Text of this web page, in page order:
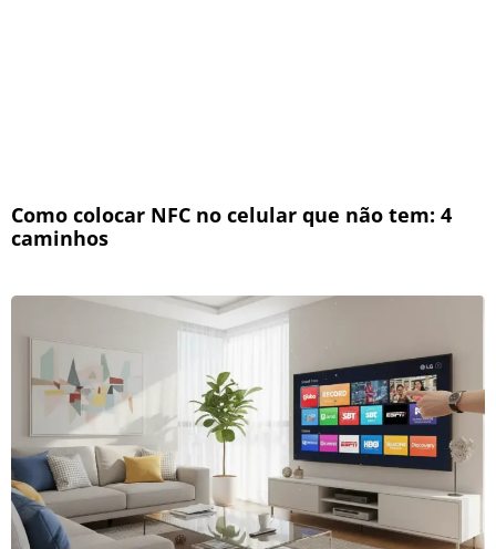
Como colocar NFC no celular que não tem: 4
caminhos